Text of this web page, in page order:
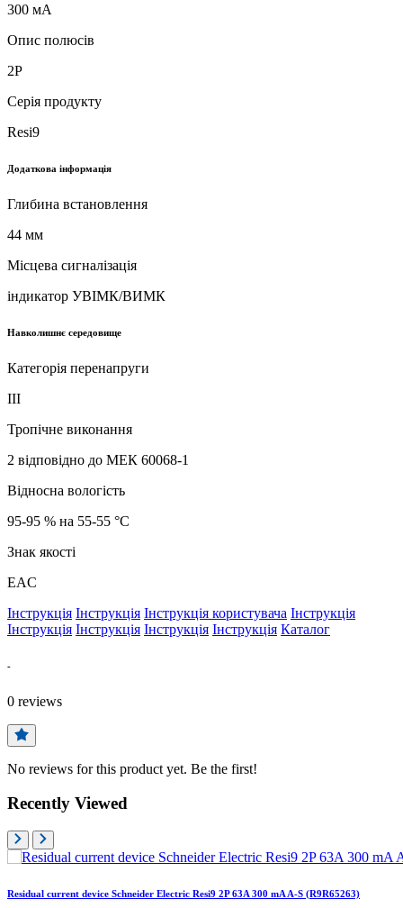
300 мА
Опис полюсів
2P
Серія продукту
Resi9
Додаткова інформація
Глибина встановлення
44 мм
Місцева сигналізація
iндикатор УВІМК/ВИМК
Навколишнє середовище
Категорія перенапруги
ІІІ
Тропічне виконання
2 відповідно до МЕК 60068-1
Відносна вологість
95-95 % на 55-55 °C
Знак якості
EAC
Інструкція Інструкція Інструкція користувача Інструкція
Інструкція Інструкція Інструкція Інструкція Каталог
-
0 reviews
No reviews for this product yet. Be the first!
Recently Viewed
Residual current device Schneider Electric Resi9 2P 63A 300 mA A-S (R9R65263)